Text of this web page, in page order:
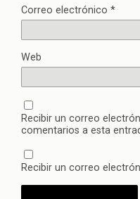
Correo electrónico *
Web
Recibir un correo
comentarios a esta
Recibir un correo